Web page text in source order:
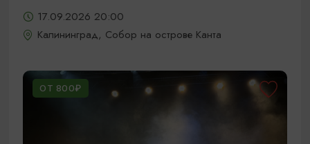
17.09.2026 20:00
Калининград, Собор на острове Канта
ОТ 800₽